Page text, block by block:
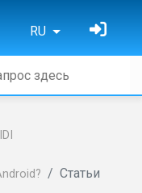
RU
Статьи